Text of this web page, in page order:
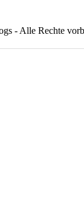
- Alle Rechte